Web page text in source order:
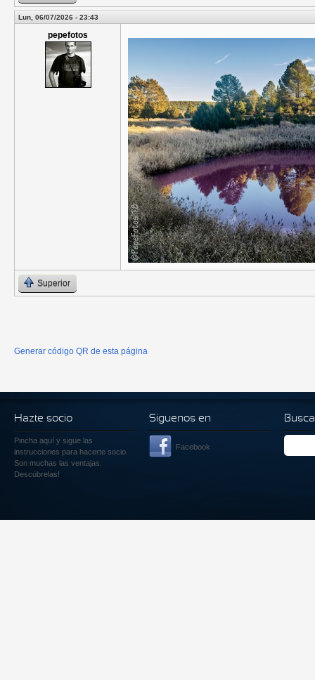
Lun, 06/07/2026 - 23:43
pepefotos
Superior
Generar código QR de esta página
Hazte socio
Pincha aquí y sigue las
instrucciones para hacerte socio.
Son muchas las ventajas.
Descúbrelas!
Siguenos en
Facebook